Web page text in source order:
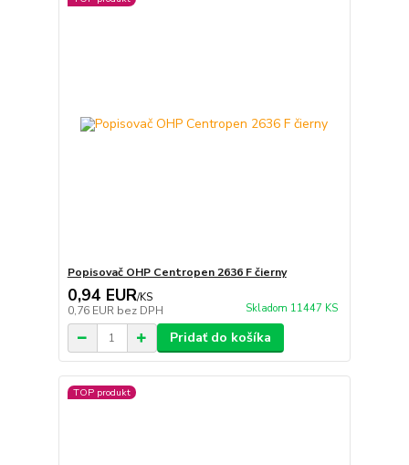
Popisovač OHP Centropen 2636 F čierny
0,94 EUR/KS
0,76 EUR bez DPH Skladom 11447 KS
Pridať do košíka
TOP produkt